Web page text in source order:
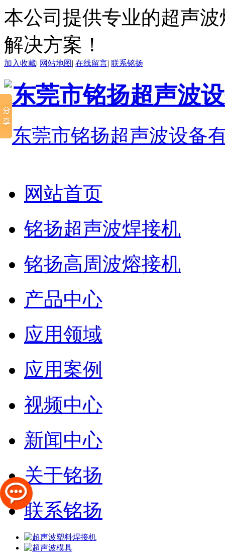
本公司提供专业的超声
解决方案！
加入收藏| 网站地图| 在线留言| 联系铭扬
网站首页
铭扬超声波焊接机
铭扬高周波熔接机
产品中心
应用领域
应用案例
视频中心
新闻中心
关于铭扬
联系铭扬